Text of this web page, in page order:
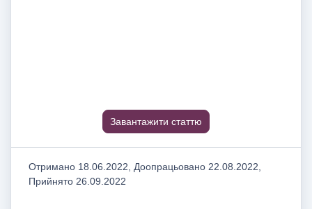
Завантажити статтю
Отримано 18.06.2022, Доопрацьовано 22.08.2022,
Прийнято 26.09.2022